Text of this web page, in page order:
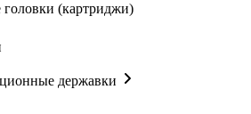
(картриджи)
державки